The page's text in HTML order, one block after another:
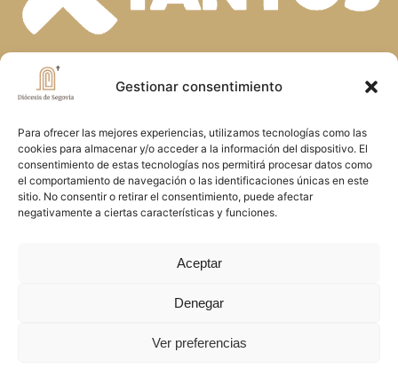
Gestionar consentimiento
Para ofrecer las mejores experiencias, utilizamos tecnologías como las
cookies para almacenar y/o acceder a la información del dispositivo. El
consentimiento de estas tecnologías nos permitirá procesar datos como
el comportamiento de navegación o las identificaciones únicas en este
sitio. No consentir o retirar el consentimiento, puede afectar
negativamente a ciertas características y funciones.
Aceptar
Denegar
Ver preferencias
En la diversidad de dones que el Espíritu
la riqueza de nuestra fe. Unidos en la
oración y el servicio, construimos juntos
el Reino de Dios en Segovia, reflejando
el amor y la misericordia de Cristo
Copyright © 2026 Diócesis de Segovia
Política de privacidad